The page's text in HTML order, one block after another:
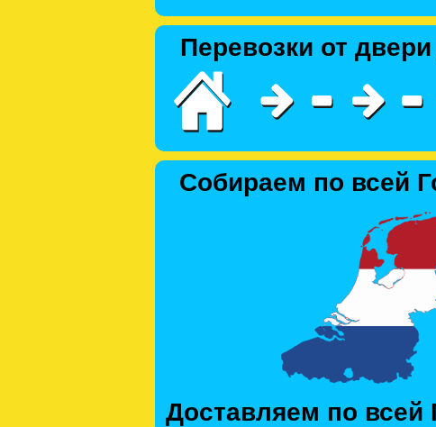
Перевозки от
Собираем по всей
Доставляем по всей